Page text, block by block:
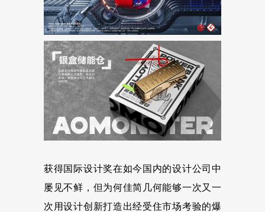
获得国际设计奖在如今国内的设计公司中
屡见不鲜，但为何佳简几何能够一次又一
次用设计创新打造出经受住市场考验的爆